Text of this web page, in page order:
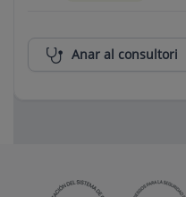
Anar al consultori